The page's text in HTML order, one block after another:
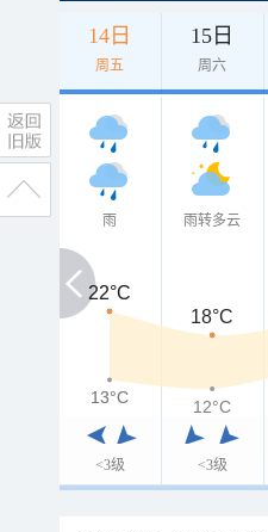
14日
周五
15日
周六
雨
<3级
雨转多云
<3级
22°C
22°C
18°C
13°C
13°C 12°C